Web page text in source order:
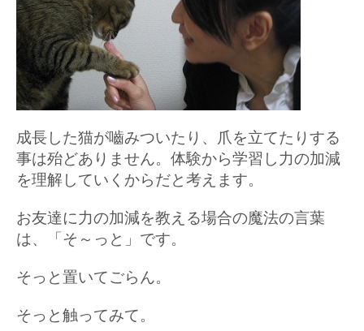
成長した猫が嚙みついたり、爪を立てたりする
事は殆どありません。体験から学習し力の加減
を理解していくからだと考えます。
お友達に力の加減を教える場合の魔法の言葉
は、「そ～っと」です。
そっと置いてごらん。
そっと触ってみて。